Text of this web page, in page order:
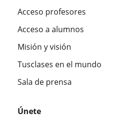
Acceso profesores
Acceso a alumnos
Misión y visión
Tusclases en el mundo
Sala de prensa
Únete